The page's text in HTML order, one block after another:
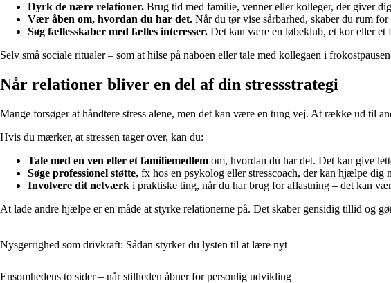
Dyrk de nære relationer. Brug tid med familie, venner eller kolleger, der giver
Vær åben om, hvordan du har det. Når du tør vise sårbarhed, skaber du rum
Søg fællesskaber med fælles interesser. Det kan være en løbeklub, et kor eller
Selv små sociale ritualer – som at hilse på naboen eller tale med kollegaen i
Når relationer bliver en del af din stressstrategi
Mange forsøger at håndtere stress alene, men det kan være en tung vej. At række ud til
Hvis du mærker, at stressen tager over, kan du:
Tale med en ven eller et familiemedlem om, hvordan du har det. Det kan give
Søge professionel støtte, fx hos en psykolog eller stresscoach, der kan hjælpe dig
Involvere dit netværk i praktiske ting, når du har brug for aflastning – det kan
At lade andre hjælpe er en måde at styrke relationerne på. Det skaber gensidig tillid og
Nysgerrighed som drivkraft: Sådan styrker du lysten til at lære nyt
Ensomhedens to sider – når stilheden åbner for personlig udvikling